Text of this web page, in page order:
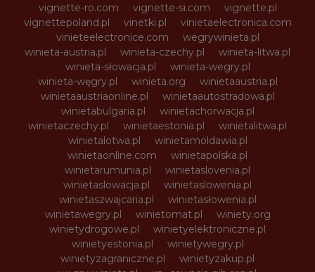
vignette-ro.com
vignette-si.com
vignette.pl
vignettepoland.pl
vinetki.pl
vinietaelectronica.com
vinieteelectronice.com
wegrywinieta.pl
winieta-austria.pl
winieta-czechy.pl
winieta-litwa.pl
winieta-słowacja.pl
winieta-wegry.pl
winieta-węgry.pl
winieta.org
winietaaustria.pl
winietaaustriaonline.pl
winietaautostradowa.pl
winietabulgaria.pl
winietachorwacja.pl
winietaczechy.pl
winietaestonia.pl
winietalitwa.pl
winietalotwa.pl
winietamoldawia.pl
winietaonline.com
winietapolska.pl
winietarumunia.pl
winietaslovenia.pl
winietaslowacja.pl
winietaslowenia.pl
winietaszwajcaria.pl
winietasłowenia.pl
winietawegry.pl
winietomat.pl
winiety.org
winietydrogowe.pl
winietyelektroniczne.pl
winietyestonia.pl
winietywegry.pl
winietyzagraniczne.pl
winietyzakup.pl